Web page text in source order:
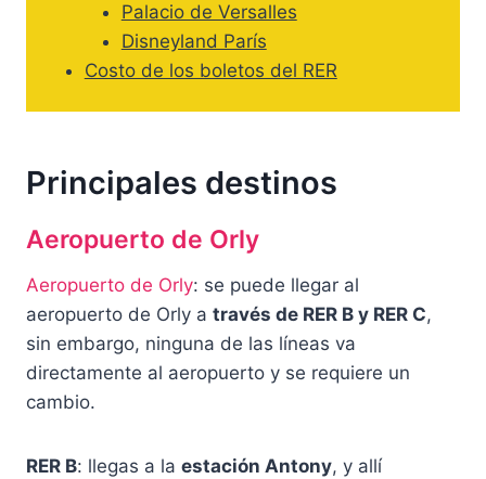
Palacio de Versalles
Disneyland París
Costo de los boletos del RER
Principales destinos
Aeropuerto de Orly
Aeropuerto de Orly: se puede llegar al
aeropuerto de Orly a través de RER B y RER C,
sin embargo, ninguna de las líneas va
directamente al aeropuerto y se requiere un
cambio.
RER B: llegas a la estación Antony, y allí